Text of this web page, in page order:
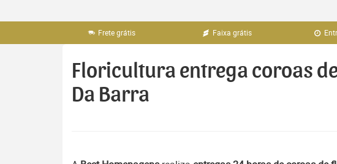
Frete grátis Faixa grátis
Floricultura entrega coroas
Da Barra